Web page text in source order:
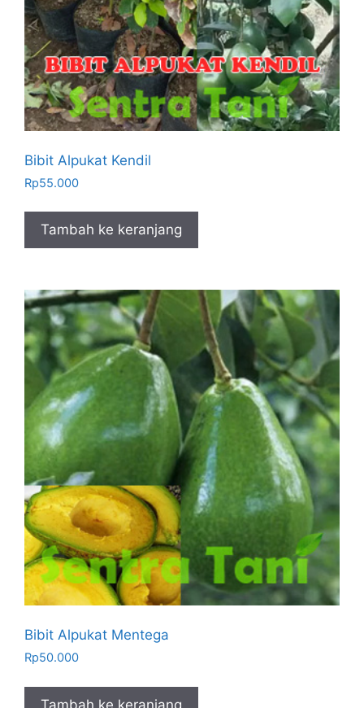
Bibit Alpukat Kendil
Rp55.000
Tambah ke keranjang
Bibit Alpukat Mentega
Rp50.000
Tambah ke keranjang